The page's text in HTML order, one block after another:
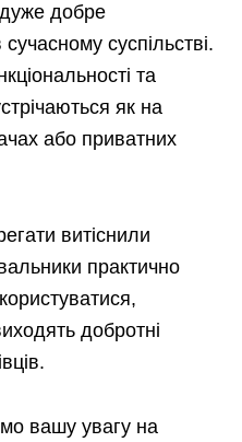
добре
суспільстві.
та
як на
або приватних
витіснили
практично
добротні
вашу увагу на